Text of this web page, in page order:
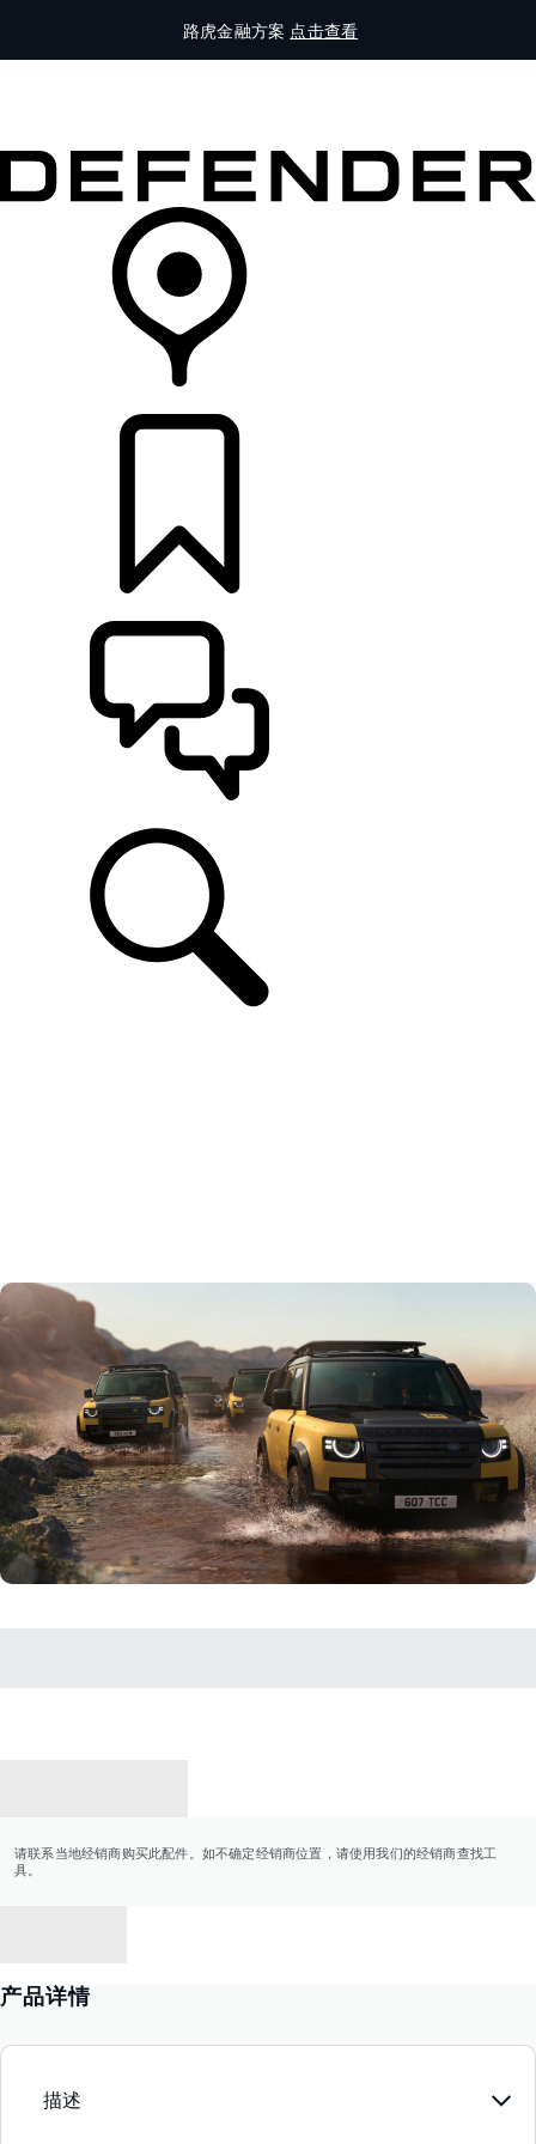
路虎金融方案 点击查看
请联系当地经销商购买此配件。如不确定经销商位置，请使用我们的经销商查找工
具。
产品详情
描述